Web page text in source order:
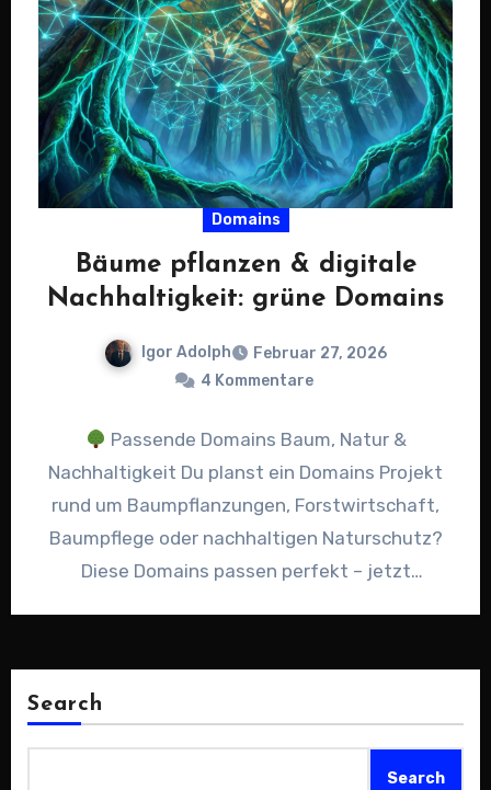
Domains
Bäume pflanzen & digitale
Nachhaltigkeit: grüne Domains
Igor Adolph
Februar 27, 2026
4 Kommentare
Passende Domains Baum, Natur &
Nachhaltigkeit Du planst ein Domains Projekt
rund um Baumpflanzungen, Forstwirtschaft,
Baumpflege oder nachhaltigen Naturschutz?
Diese Domains passen perfekt – jetzt
Search
Search